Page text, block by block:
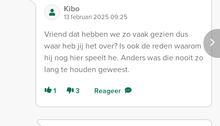
Kibo
13 februari 2025 09:25
Vriend dat hebben we zo vaak gezien dus
waar heb jij het over? Is ook de reden waarom
hij nog hier speelt he. Anders was die nooit zo
lang te houden geweest.
1 3 Reageer